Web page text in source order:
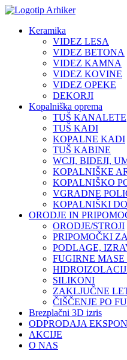
Keramika
VIDEZ LESA
VIDEZ BETONA
VIDEZ KAMNA
VIDEZ KOVINE
VIDEZ OPEKE
DEKORJI
Kopalniška oprema
TUŠ KANALETE
TUŠ KADI
KOPALNE KADI
TUŠ KABINE
WCJI, BIDEJI,
KOPALNIŠKE
KOPALNIŠKO
VGRADNE
KOPALNIŠKI
ORODJE IN
ORODJE/STROJI
PRIPOMOČKI
PODLAGE,
FUGIRNE
SILIKONI
ZAKLJUČNE
ČIŠČENJE PO
Brezplačni 3D izris
ODPRODAJA
AKCIJE
O NAS